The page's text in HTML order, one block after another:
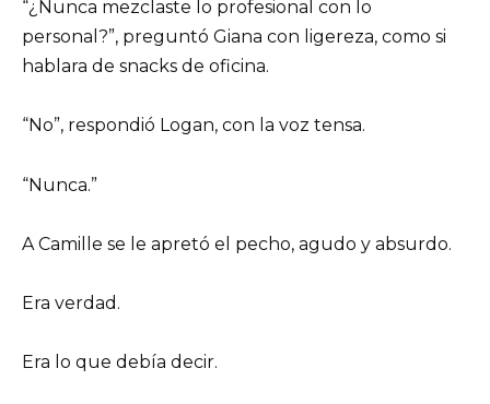
“¿Nunca mezclaste lo profesional con lo
personal?”, preguntó Giana con ligereza, como si
hablara de snacks de oficina.
“No”, respondió Logan, con la voz tensa.
“Nunca.”
A Camille se le apretó el pecho, agudo y absurdo.
Era verdad.
Era lo que debía decir.